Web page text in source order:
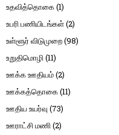
உதவித்தொகை(1)
உபரி பணியிடங்கள்(2)
உள்ளூர் விடுமுறை(98)
உறுதிமொழி(11)
ஊக்க ஊதியம்(2)
ஊக்கத்தொகை(11)
ஊதிய உயர்வு (73)
ஊராட்சி மணி(2)